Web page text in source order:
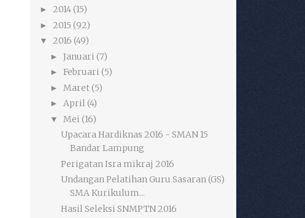
► 2014(15)
► 2015 (92)
▼ 2016 (49)
► Januari (7)
► Februari (5)
► Maret(5)
► April(4)
▼ Mei (16)
Upacara Hardiknas 2016 - SMAN 15
Bandar Lampung
Perigatan Isra mikraj 2016
Undangan Pelatihan Guru Sasaran (GS)
SMA Kurikulum...
Hasil Seleksi SNMPTN 2016